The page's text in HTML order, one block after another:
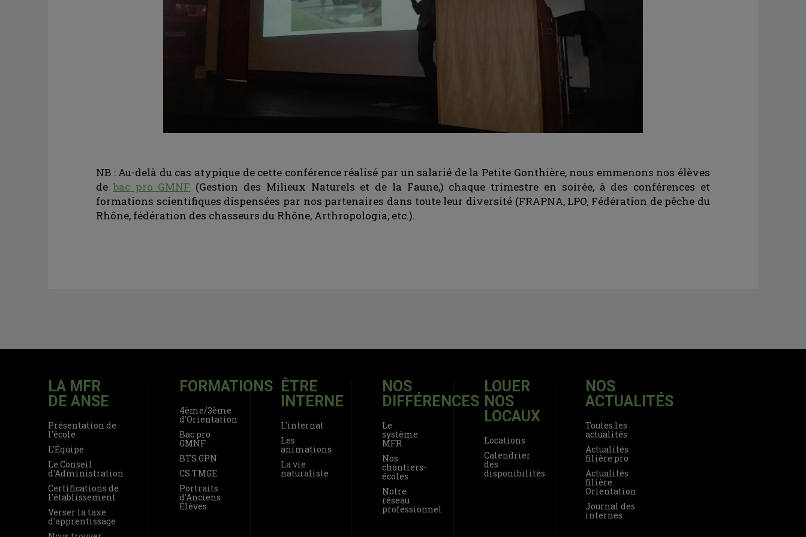
NB : Au-delà du cas atypique de cette conférence réalisé par un salarié de la Petite Gonthière, nous emmenons nos élèves
debac pro GMNF (Gestion des Milieux Naturels et de la Faune,) chaque trimestre en soirée, à des conférences et
formations scientifiques dispensées par nos partenaires dans toute leur diversité (FRAPNA, LPO, Fédération de pêche du
Rhône, fédération des chasseurs du Rhône, Arthropologia, etc.).
LA MFR
DE ANSE
Présentation de
l'école
L'Équipe
Le Conseil
d'Administration
Certifications de
l'établissement
Verser la taxe
d'apprentissage
FORMATIONS
4ème/3ème
d'Orientation
Bac pro
GMNF
BTS GPN
CS TMGE
Portraits
d'Anciens
Élèves
ÊTRE
INTERNE
L'internat
Les
animations
La vie
naturaliste
NOS
DIFFÉRENCES
Le
système
MFR
Nos
chantiers-
écoles
Notre
réseau
professionnel
LOUER
NOS
LOCAUX
Locations
Calendrier
des
disponibilités
NOS
ACTUALITÉS
Toutes les
actualités
Actualités
filière pro
Actualités
filière
Orientation
Journal des
internes